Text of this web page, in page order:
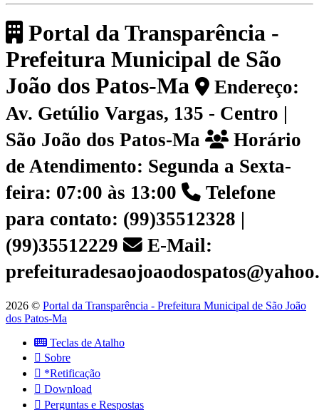
Portal da Transparência -
Prefeitura Municipal de São
João dos Patos-Ma
Endereço:
Av. Getúlio Vargas, 135 - Centro |
São João dos Patos-Ma
Horário
de Atendimento: Segunda a Sexta-
feira: 07:00 às 13:00
Telefone
para contato: (99)35512328 |
(99)35512229
E-Mail:
2026 © Portal da Transparência - Prefeitura Municipal de São João
dos Patos-Ma
Teclas de Atalho
Sobre
*Retificação
Download
Perguntas e Respostas